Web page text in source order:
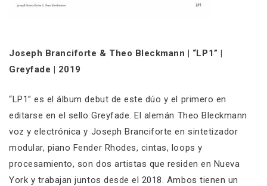
Joseph Branciforte & Theo Bleckmann | “LP1” |
Greyfade | 2019
“LP1” es el álbum debut de este dúo y el primero en
editarse en el sello Greyfade. El alemán Theo Bleckmann
voz y electrónica y Joseph Branciforte en sintetizador
modular, piano Fender Rhodes, cintas, loops y
procesamiento, son dos artistas que residen en Nueva
York y trabajan juntos desde el 2018. Ambos tienen un